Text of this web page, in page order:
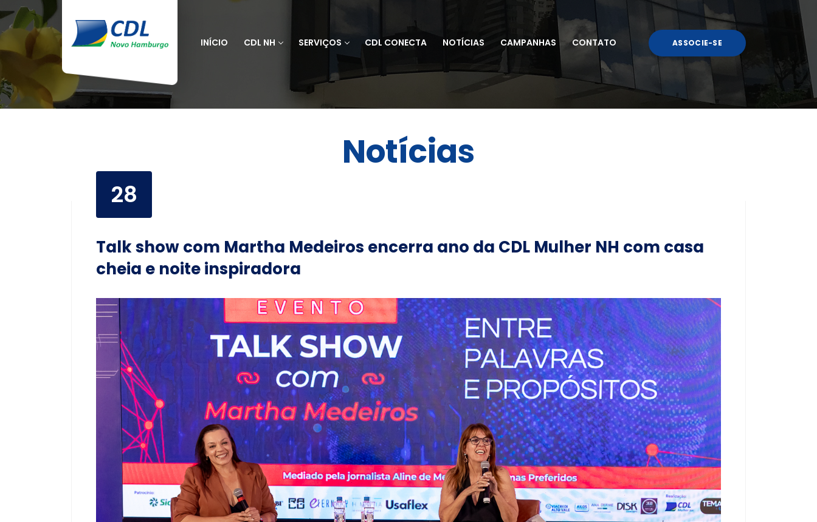
INÍCIO CDL NH SERVIÇOS CDL CONECTA NOTÍCIAS CAMPANHAS CONTATO ASSOCIE-SE
Notícias
28
Talk show com Martha Medeiros encerra ano da CDL Mulher NH com casa
cheia e noite inspiradora